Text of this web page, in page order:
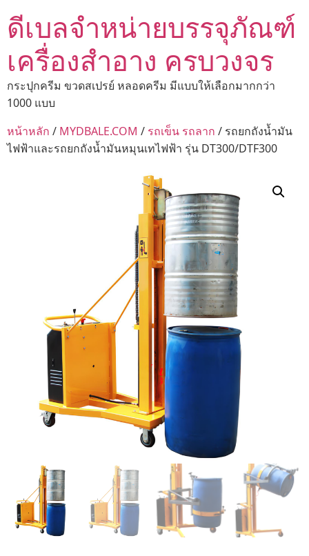
ดีเบลจำหน่ายบรรจุภัณฑ์
เครื่องสำอาง ครบวงจร
กระปุกครีม ขวดสเปรย์ หลอดครีม มีแบบให้เลือกมากกว่า
1000 แบบ
หน้าหลัก / MYDBALE.COM / รถเข็น รถลาก / รถยกถังน้ำมัน
ไฟฟ้าและรถยกถังน้ำมันหมุนเทไฟฟ้า รุ่น DT300/DTF300